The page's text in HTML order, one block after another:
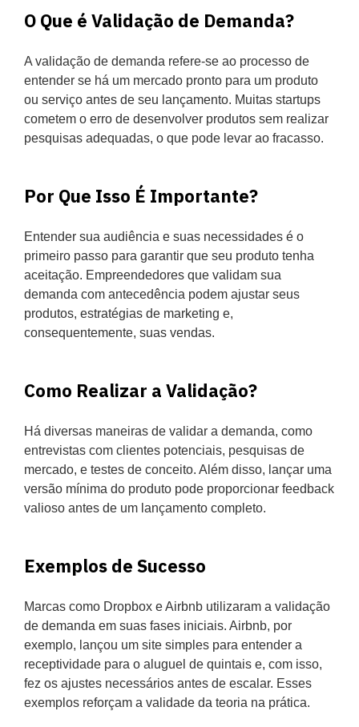
O Que é Validação de Demanda?
A validação de demanda refere-se ao processo de
entender se há um mercado pronto para um produto
ou serviço antes de seu lançamento. Muitas startups
cometem o erro de desenvolver produtos sem realizar
pesquisas adequadas, o que pode levar ao fracasso.
Por Que Isso É Importante?
Entender sua audiência e suas necessidades é o
primeiro passo para garantir que seu produto tenha
aceitação. Empreendedores que validam sua
demanda com antecedência podem ajustar seus
produtos, estratégias de marketing e,
consequentemente, suas vendas.
Como Realizar a Validação?
Há diversas maneiras de validar a demanda, como
entrevistas com clientes potenciais, pesquisas de
mercado, e testes de conceito. Além disso, lançar uma
versão mínima do produto pode proporcionar feedback
valioso antes de um lançamento completo.
Exemplos de Sucesso
Marcas como Dropbox e Airbnb utilizaram a validação
de demanda em suas fases iniciais. Airbnb, por
exemplo, lançou um site simples para entender a
receptividade para o aluguel de quintais e, com isso,
fez os ajustes necessários antes de escalar. Esses
exemplos reforçam a validade da teoria na prática.